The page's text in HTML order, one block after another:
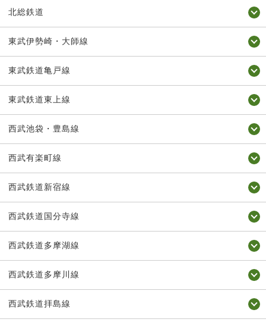
北総鉄道
東武伊勢崎・大師線
東武鉄道亀戸線
東武鉄道東上線
西武池袋・豊島線
西武有楽町線
西武鉄道新宿線
西武鉄道国分寺線
西武鉄道多摩湖線
西武鉄道多摩川線
西武鉄道拝島線